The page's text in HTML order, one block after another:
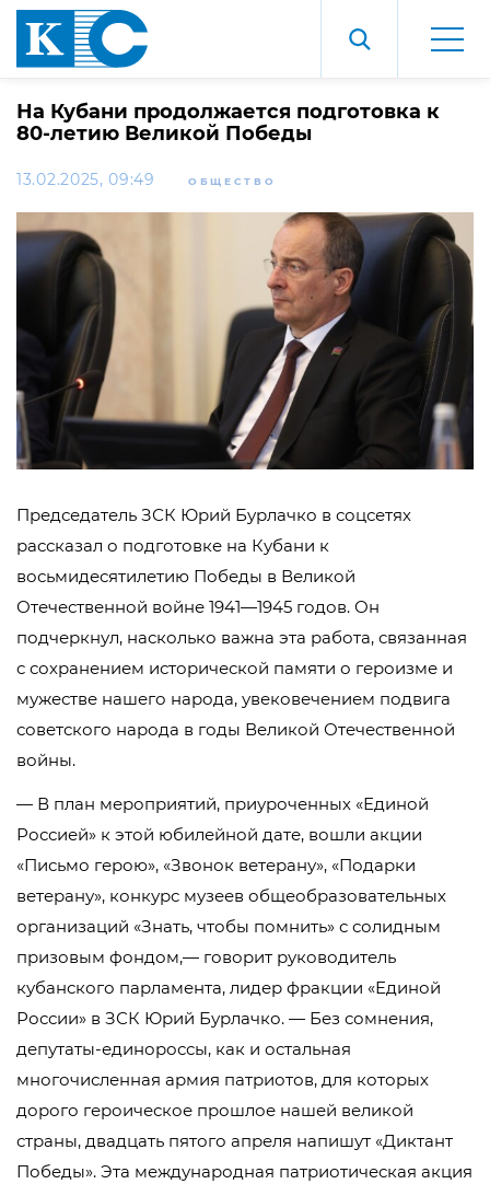
На Кубани продолжается подготовка к
80-летию Великой Победы
13.02.2025, 09:49 ОБЩЕСТВО
Председатель ЗСК Юрий Бурлачко в соцсетях
рассказал о подготовке на Кубани к
восьмидесятилетию Победы в Великой
Отечественной войне 1941—1945 годов. Он
подчеркнул, насколько важна эта работа, связанная
с сохранением исторической памяти о героизме и
мужестве нашего народа, увековечением подвига
советского народа в годы Великой Отечественной
войны.
— В план мероприятий, приуроченных «Единой
Россией» к этой юбилейной дате, вошли акции
«Письмо герою», «Звонок ветерану», «Подарки
ветерану», конкурс музеев общеобразовательных
организаций «Знать, чтобы помнить» с солидным
призовым фондом,— говорит руководитель
кубанского парламента, лидер фракции «Единой
России» в ЗСК Юрий Бурлачко. — Без сомнения,
депутаты-единороссы, как и остальная
многочисленная армия патриотов, для которых
дорого героическое прошлое нашей великой
страны, двадцать пятого апреля напишут «Диктант
Победы». Эта международная патриотическая акция